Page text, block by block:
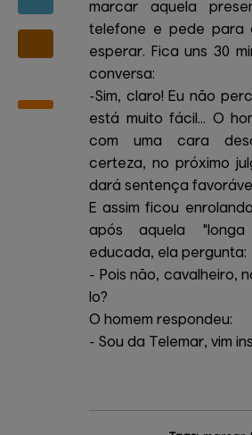
marcar aquela
telefone e pede para
esperar. Fica uns 30
conversa:
-Sim, claro! Eu não
está muito fácil... O
com uma cara
certeza, no próximo
dará sentença
E assim ficou
após aquela
educada, ela pergunta:
- Pois não, cavalheiro,
lo?
O homem respondeu:
- Sou da Telemar, vim